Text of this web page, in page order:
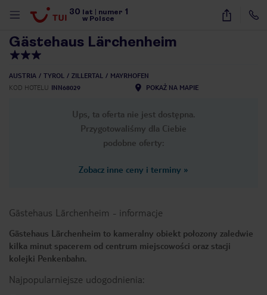
30 lat numer 1
w Polsce
14
Gästehaus Lärchenheim
AUSTRIA TYROL ZILLERTAL
MAYRHOFEN
KOD HOTELU INN68029 POKAŻ NA MAPIE
Ups, ta oferta nie jest dostępna.
Przygotowaliśmy dla Ciebie
podobne oferty:
Zobacz inne ceny i terminy »
Gästehaus Lärchenheim - informacje
Gästehaus Lärchenheim to kameralny obiekt połozony zaledwie
kilka minut spacerem od centrum miejscowości oraz stacji
kolejki Penkenbahn.
Najpopularniejsze udogodnienia: